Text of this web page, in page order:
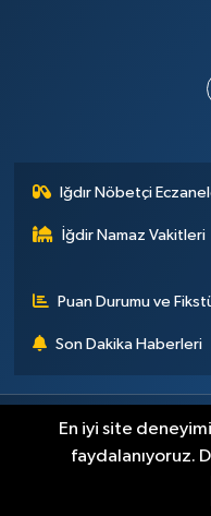
Iğdır Nöbetçi
İğdir Namaz Vakitleri
Puan Durumu ve
Son Dakika Haberleri
Künye İletişim
Haber
En iyi site
faydalanıyoruz.